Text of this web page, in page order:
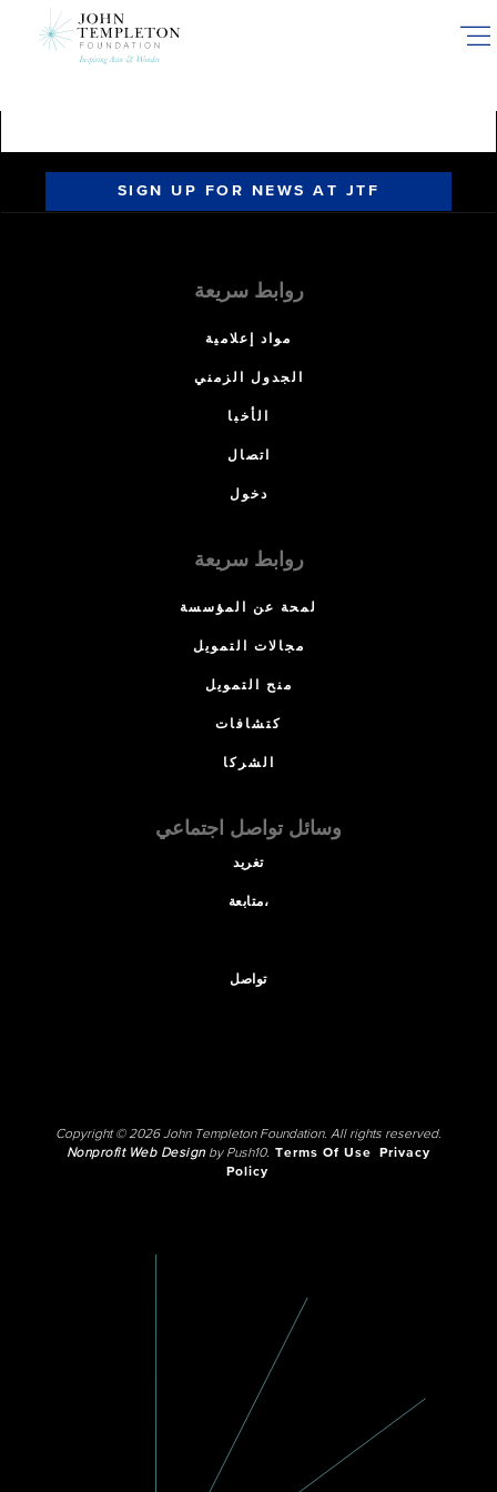
SIGN UP FOR NEWS AT JTF
روابط سريعة
مواد إعلامية
الجدول الزمني
الأخبا
اتصال
دخول
روابط سريعة
لمحة عن المؤسسة
مجالات التمويل
منح التمويل
كتشافات
الشركا
وسائل تواصل اجتماعي
تغريد
متابعة،
تواصل
Copyright © 2026 John Templeton Foundation. All rights reserved.
Nonprofit Web Designby Push10. Terms Of Use
Privacy
Policy